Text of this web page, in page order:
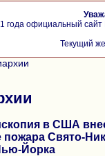
года официальный
Текущий
в США
пожара Свято-
Йорка